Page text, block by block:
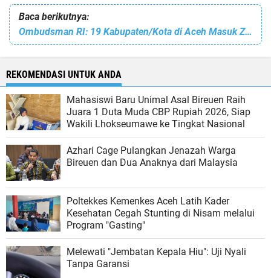
Baca berikutnya:
Ombudsman RI: 19 Kabupaten/Kota di Aceh Masuk Zona Hijau
REKOMENDASI UNTUK ANDA
Mahasiswi Baru Unimal Asal Bireuen Raih
Juara 1 Duta Muda CBP Rupiah 2026, Siap
Wakili Lhokseumawe ke Tingkat Nasional
Azhari Cage Pulangkan Jenazah Warga
Bireuen dan Dua Anaknya dari Malaysia
Poltekkes Kemenkes Aceh Latih Kader
Kesehatan Cegah Stunting di Nisam melalui
Program "Gasting"
Melewati "Jembatan Kepala Hiu": Uji Nyali
Tanpa Garansi